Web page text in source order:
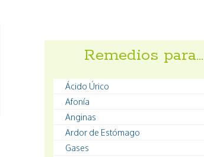
Remedios para…
Ácido Úrico
Afonía
Anginas
Ardor de Estómago
Gases